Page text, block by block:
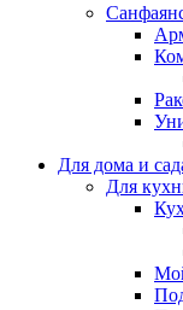
Для дома и
Для